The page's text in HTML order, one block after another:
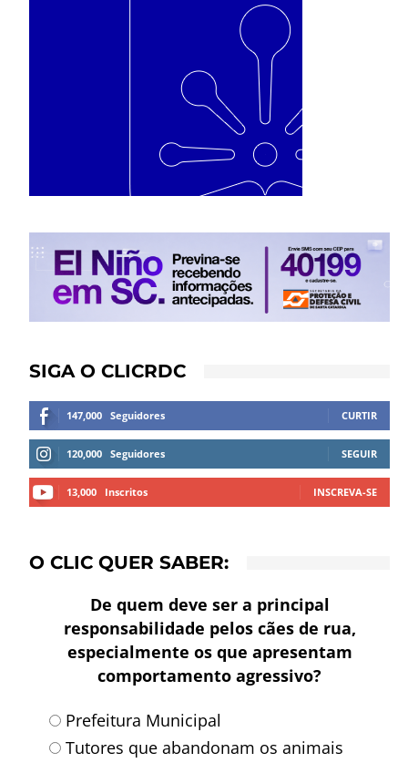
SIGA O CLICRDC
147,000 Seguidores CURTIR
120,000 Seguidores SEGUIR
13,000 Inscritos INSCREVA-SE
O CLIC QUER SABER:
De quem deve ser a principal
responsabilidade pelos cães de rua,
especialmente os que apresentam
comportamento agressivo?
Prefeitura Municipal
Tutores que abandonam os animais